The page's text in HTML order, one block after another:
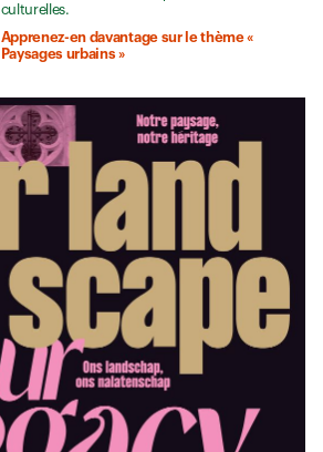
culturelles.
Apprenez-en davantage sur le thème «
Paysages urbains »